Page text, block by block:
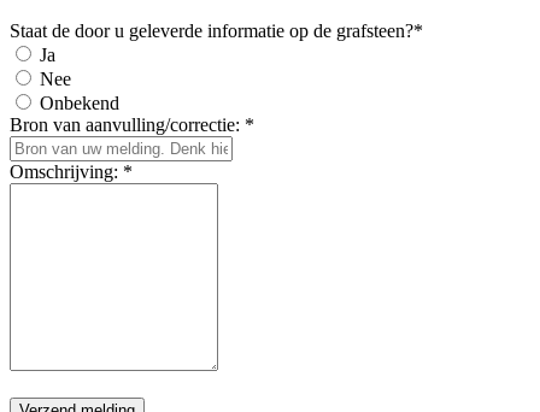
Staat de door u geleverde informatie op de grafsteen?*
Ja
Nee
Onbekend
Bron van aanvulling/correctie: *
Omschrijving: *